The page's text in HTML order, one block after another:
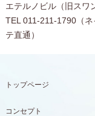
エテルノビル（旧スワ
TEL 011-211-1790（
テ直通）
トップページ
コンセプト